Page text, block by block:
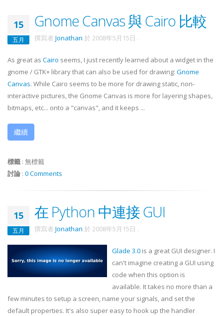
15
五月
Gnome Canvas 與 Cairo 比較
撰寫者 Jonathan 於 2008年5月15日 .
As great as Cairo seems, I just recently learned about a widget in the
gnome / GTK+ library that can also be used for drawing: Gnome
Canvas. While Cairo seems to be more for drawing static, non-
interactive pictures, the Gnome Canvas is more for layering shapes,
bitmaps, etc... onto a "canvas", and it keeps ...
繼續
標籤 : 無標籤
討論 : 0 Comments
15
五月
在 Python 中連接 GUI
撰寫者 Jonathan 於 2008年5月15日 .
Glade 3.0 is a great GUI designer. I
can't imagine creating a GUI using
code when this option is
available. It takes no more than a
few minutes to setup a screen, name your signals, and set the
default properties. It's also super easy to hook up the handler